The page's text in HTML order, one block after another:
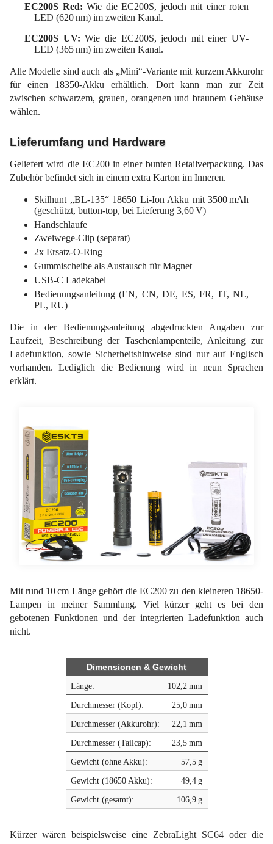
EC200S Red: Wie die EC200S, jedoch mit einer roten
LED (620 nm) im zweiten Kanal.
EC200S UV: Wie die EC200S, jedoch mit einer UV-
LED (365 nm) im zweiten Kanal.
Alle Modelle sind auch als „Mini“-Variante mit kurzem Akkurohr
für einen 18350-Akku erhältlich. Dort kann man zur Zeit
zwischen schwarzem, grauen, orangenen und braunem Gehäuse
wählen.
Lieferumfang und Hardware
Geliefert wird die EC200 in einer bunten Retailverpackung. Das
Zubehör befindet sich in einem extra Karton im Inneren.
Skilhunt „BL-135“ 18650 Li-Ion Akku mit 3500 mAh
(geschützt, button-top, bei Lieferung 3,60 V)
Handschlaufe
Zweiwege-Clip (separat)
2x Ersatz-O-Ring
Gummischeibe als Austausch für Magnet
USB-C Ladekabel
Bedienungsanleitung (EN, CN, DE, ES, FR, IT, NL,
PL, RU)
Die in der Bedienungsanleitung abgedruckten Angaben zur
Laufzeit, Beschreibung der Taschenlampenteile, Anleitung zur
Ladefunktion, sowie Sicherheitshinweise sind nur auf Englisch
vorhanden. Lediglich die Bedienung wird in neun Sprachen
erklärt.
Mit rund 10 cm Länge gehört die EC200 zu den kleineren 18650-
Lampen in meiner Sammlung. Viel kürzer geht es bei den
gebotenen Funktionen und der integrierten Ladefunktion auch
nicht.
Dimensionen & Gewicht
Länge:
102,2 mm
Durchmesser (Kopf):
25,0 mm
Durchmesser (Akkurohr):
22,1 mm
Durchmesser (Tailcap):
23,5 mm
Gewicht (ohne Akku):
57,5 g
Gewicht (18650 Akku):
49,4 g
Gewicht (gesamt):
106,9 g
Kürzer wären beispielsweise eine ZebraLight SC64 oder die